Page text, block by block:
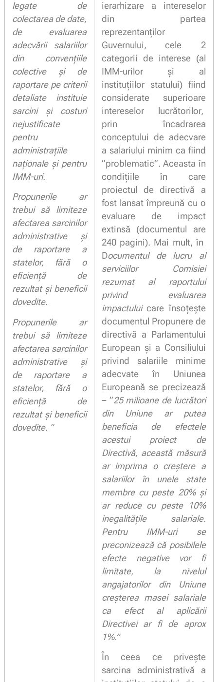
legate de
colectarea de date,
de evaluarea
adecvării salariilor
din convențiile
colective și de
raportare pe criterii
detaliate instituie
sarcini și costuri
nejustificate
pentru
administrațiile
naționale și pentru
IMM-uri.
Propunerile ar
trebui să limiteze
afectarea sarcinilor
administrative și
de raportare a
statelor, fără o
eficienţă de
rezultat şi beneficii
dovedite.
Propunerile ar
trebui să limiteze
afectarea sarcinilor
administrative și
de raportare a
statelor, fără o
eficienţă de
rezultat şi beneficii
dovedite. ”
ierarhizare a intereselor
din partea
reprezentanților
Guvernului,cele 2
categorii de interese (al
IMM-urilor și al
instituțiilor statului) fiind
considerate superioare
intereselor lucrătorilor,
prin încadrarea
conceptului de adecvare
a salariului minim ca fiind
”problematic”. Aceasta în
condițiile în care
proiectul de directivă a
fost lansat împreună cu o
evaluare de impact
extinsă (documentul are
240 pagini). Mai mult, în
Documentul de lucru al
serviciilor Comisiei
rezumat al raportului
privind evaluarea
impactului care însoţeşte
documentul Propunere de
directivă a Parlamentului
European și a Consiliului
privind salariile minime
adecvate în Uniunea
Europeană se precizează
– ”25 milioane de lucrători
din Uniune ar putea
beneficia de efectele
acestui proiect de
Directivă, această măsură
ar imprima o creștere a
salariilor în unele state
membre cu peste 20% și
ar reduce cu peste 10%
inegalitățile salariale.
Pentru IMM-uri se
preconizează că posibilele
efecte negative vor fi
limitate, la nivelul
angajatorilor din Uniune
creșterea masei salariale
ca efect al aplicării
Directivei ar fi de aprox
1%.”
În ceea ce privește
sarcina administrativă a